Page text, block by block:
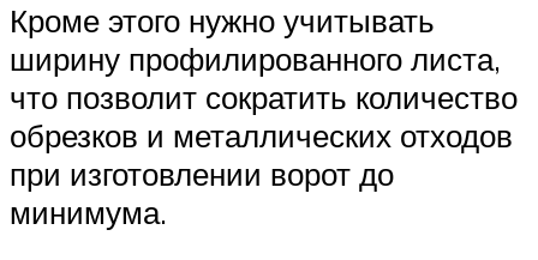
Кроме этого нужно учитывать
ширину профилированного листа,
что позволит сократить количество
обрезков и металлических отходов
при изготовлении ворот до
минимума.